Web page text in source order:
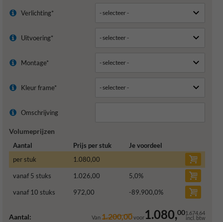
Verlichting*
Uitvoering*
Montage*
Kleur frame*
Omschrijving
Volumeprijzen
Aantal Prijs per stuk
Je voordeel
per stuk
1.080,00
vanaf 5 stuks 1.026,00 5,0%
vanaf 10 stuks 972,00 -89.900,0%
Aantal: Van1.200,00voor1.080,001.674,64
incl. btw